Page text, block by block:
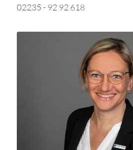
02235 - 92 92 618